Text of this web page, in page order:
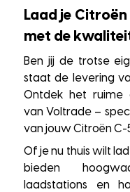
Laad je
met de
Ben jij de trotse
staat de levering
Ontdek het ruime
van Voltrade –
van jouw Citroën C-
Of je nu thuis wilt
bieden
laadstations en